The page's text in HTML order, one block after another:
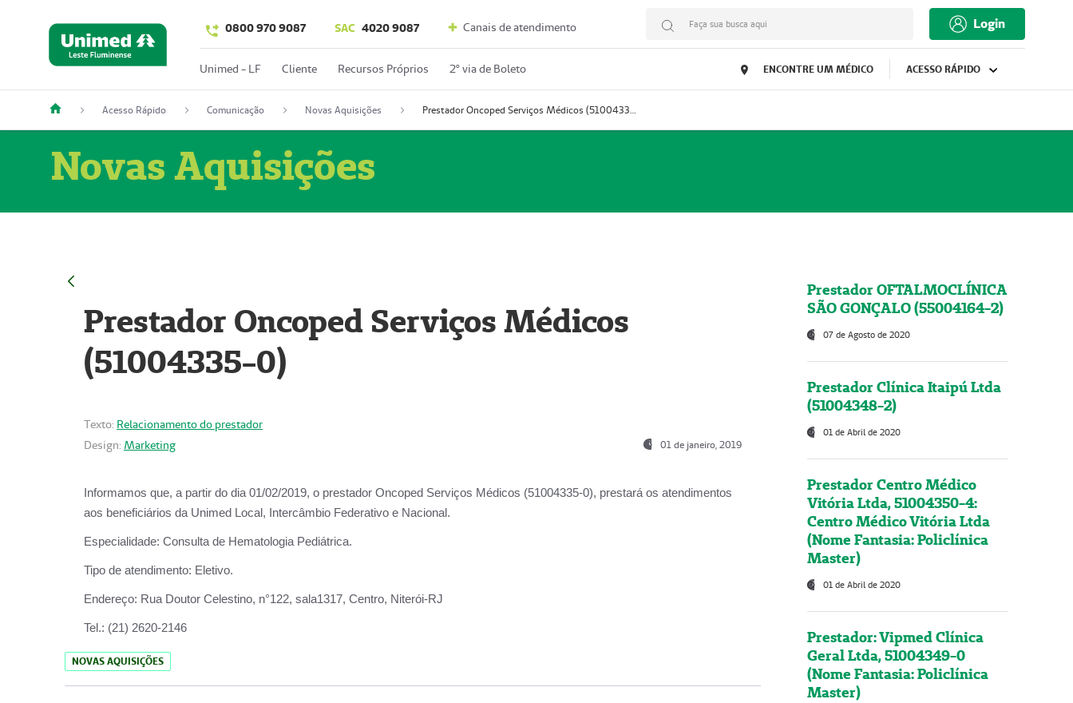
0800 970 9087 SAC 4020 9087 Canais de atendimento Faça sua busca aqui Login
Unimed - LF Cliente Recursos Próprios 2º via de Boleto ENCONTRE UM MÉDICO ACESSO RÁPIDO
Acesso Rápido Comunicação Novas Aquisições Prestador Oncoped Serviços Médicos (51004335-0)
Novas Aquisições
Prestador Oncoped Serviços Médicos
(51004335-0)
Texto: Relacionamento do prestador
Design: Marketing 01 de janeiro, 2019
Informamos que, a partir do dia 01/02/2019, o prestador Oncoped Serviços Médicos (51004335-0), prestará os atendimentos
aos beneficiários da Unimed Local, Intercâmbio Federativo e Nacional.
Especialidade: Consulta de Hematologia Pediátrica.
Tipo de atendimento: Eletivo.
Endereço: Rua Doutor Celestino, n°122, sala1317, Centro, Niterói-RJ
Tel.: (21) 2620-2146
NOVAS AQUISIÇÕES
Prestador OFTALMOCLÍNICA
SÃO GONÇALO (55004164-2)
07 de Agosto de 2020
Prestador Clínica Itaipú Ltda
(51004348-2)
01 de Abril de 2020
Prestador Centro Médico
Vitória Ltda, 51004350-4:
Centro Médico Vitória Ltda
(Nome Fantasia: Policlínica
Master)
01 de Abril de 2020
Prestador: Vipmed Clínica
Geral Ltda, 51004349-0
(Nome Fantasia: Policlínica
Master)